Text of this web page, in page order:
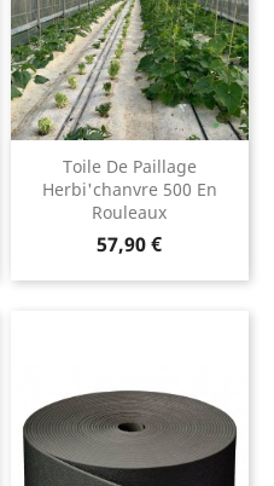
Toile De Paillage
Herbi'chanvre 500 En
Rouleaux
Prix
57,90 €